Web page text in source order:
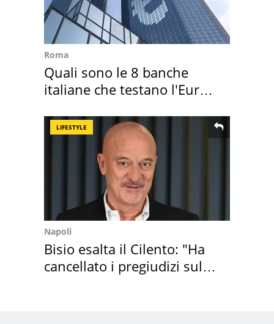
Roma
Quali sono le 8 banche
italiane che testano l'Euro
LIFESTYLE
Napoli
Bisio esalta il Cilento: "Ha
cancellato i pregiudizi sul